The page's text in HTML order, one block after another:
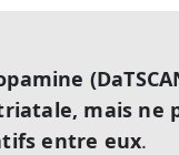
mais ne
entre eux.